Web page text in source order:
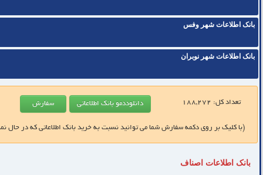
بانک اطلاعات شهر وفس
بانک اطلاعات شهر نوبران
تعداد کل: 188,272
(با کلیک بر روی دکمه سفارش شما می توانید نسبت به خرید بانک اطلاعاتی که در حال
بانک اطلاعات اصناف